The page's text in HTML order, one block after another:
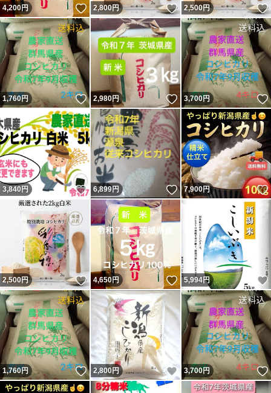
4,200円 いいね！
2,800円 いいね！
2,500円
1,760円 いいね！
2,980円 いいね！
3,700円
3,840 円 いいね！
6,899円 いいね！
7,900円
2,500円 いいね！
4,650円 いいね！
5,994円
1,760円 いいね！
2,800円 いいね！
3,700円